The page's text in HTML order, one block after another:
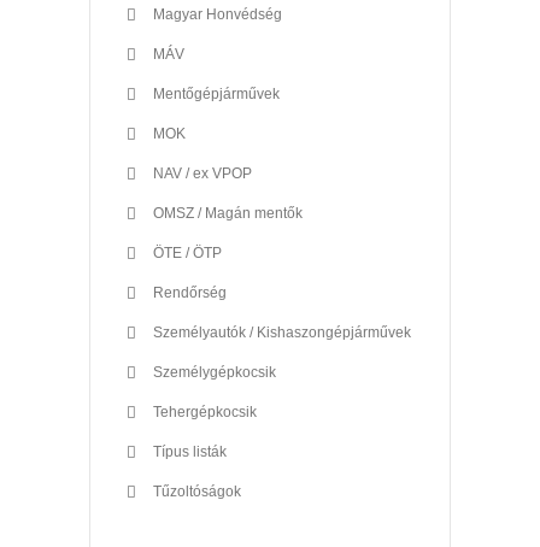
Magyar Honvédség
MÁV
Mentőgépjárművek
MOK
NAV / ex VPOP
OMSZ / Magán mentők
ÖTE / ÖTP
Rendőrség
Személyautók / Kishaszongépjárművek
Személygépkocsik
Tehergépkocsik
Típus listák
Tűzoltóságok